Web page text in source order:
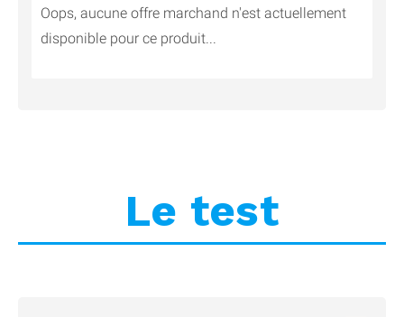
Oops, aucune offre marchand n'est actuellement
disponible pour ce produit...
Le test